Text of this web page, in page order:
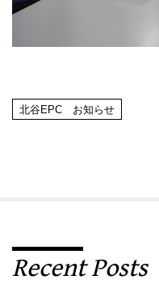
北谷EPC お知らせ
Recent Posts